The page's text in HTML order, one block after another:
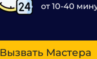
от 10-40
Вызвать Мастера